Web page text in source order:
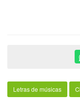
Letras de músicas